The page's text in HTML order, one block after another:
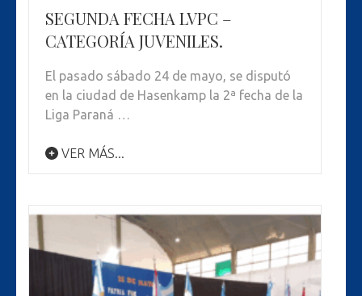
SEGUNDA FECHA LVPC –
CATEGORÍA JUVENILES.
El pasado sábado 24 de mayo, se disputó
en la ciudad de Hasenkamp la 2ª fecha de la
Liga Paraná …
VER MÁS...